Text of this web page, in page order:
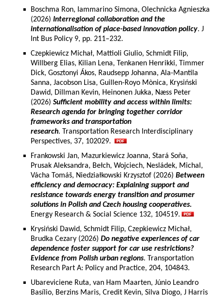
Boschma Ron, Iammarino Simona, Olechnicka Agnieszka
(2026) Interregional collaboration and the
internationalisation of place-based innovation policy. J
Int Bus Policy 9, pp. 211–232.
Czepkiewicz Michał, Mattioli Giulio, Schmidt Filip,
Willberg Elias, Kilian Lena, Tenkanen Henrikki, Timmer
Dick, Gosztonyi Ákos, Raudsepp Johanna, Ala-Mantila
Sanna, Jacobson Lisa, Guillen-Royo Mònica, Krysiński
Dawid, Dillman Kevin, Heinonen Jukka, Næss Peter
(2026) Sufficient mobility and access within limits:
Research agenda for bringing together corridor
frameworks and transportation
research. Transportation Research Interdisciplinary
Perspectives, 37, 102029.
Frankowski Jan, Mazurkiewicz Joanna, Stará Soňa,
Prusak Aleksandra, Bełch, Wojciech, Nesládek, Michal,
Vácha Tomáš, Niedziałkowski Krzysztof (2026) Between
efficiency and democracy: Explaining support and
resistance towards energy transition and prosumer
solutions in Polish and Czech housing cooperatives.
Energy Research & Social Science 132, 104519.
Krysiński Dawid, Schmidt Filip, Czepkiewicz Michał,
Brudka Cezary (2026) Do negative experiences of car
dependence foster support for car use restrictions?
Evidence from Polish urban regions. Transportation
Research Part A: Policy and Practice, 204, 104843.
Ubareviciene Ruta, van Ham Maarten, Júnio Leandro
Basílio, Berzins Maris, Credit Kevin, Silva Diogo, J Harris